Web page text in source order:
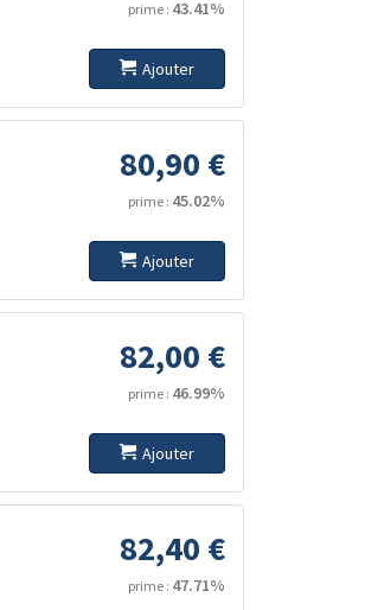
prime : 43.41%
Ajouter
80,90 €
prime : 45.02%
Ajouter
82,00 €
prime : 46.99%
Ajouter
82,40 €
prime : 47.71%